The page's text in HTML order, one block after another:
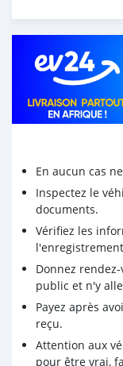
COTONOU
En aucun cas
Inspectez le
documents.
Vérifiez les
Donnez
public et n'y
Payez après
reçu.
Attention aux
pour être vrai,